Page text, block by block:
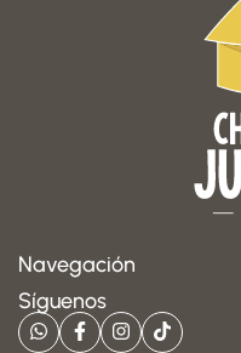
Navegación
Síguenos